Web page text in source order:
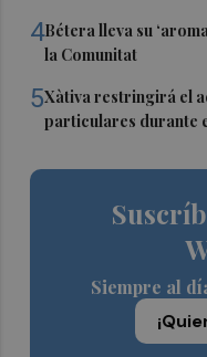
4Bétera lleva su
la Comunitat
5Xàtiva restringirá el
particulares durante
Siempre al